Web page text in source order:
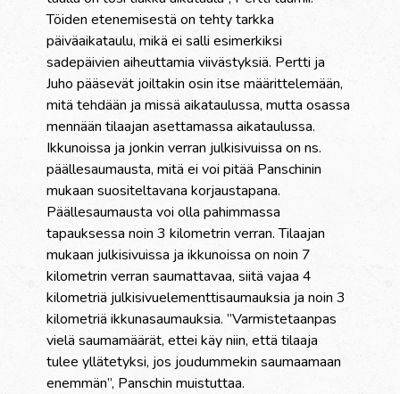
Töiden etenemisestä on tehty tarkka
päiväaikataulu, mikä ei salli esimerkiksi
sadepäivien aiheuttamia viivästyksiä. Pertti ja
Juho pääsevät joiltakin osin itse määrittelemään,
mitä tehdään ja missä aikataulussa, mutta osassa
mennään tilaajan asettamassa aikataulussa.
Ikkunoissa ja jonkin verran julkisivuissa on ns.
päällesaumausta, mitä ei voi pitää Panschinin
mukaan suositeltavana korjaustapana.
Päällesaumausta voi olla pahimmassa
tapauksessa noin 3 kilometrin verran.Tilaajan
mukaan julkisivuissa ja ikkunoissa on noin 7
kilometrin verran saumattavaa, siitä vajaa 4
kilometriä julkisivuelementtisaumauksia ja noin 3
kilometriä ikkunasaumauksia.”Varmistetaanpas
vielä saumamäärät, ettei käy niin, että tilaaja
tulee yllätetyksi, jos joudummekin saumaamaan
enemmän”, Panschin muistuttaa.